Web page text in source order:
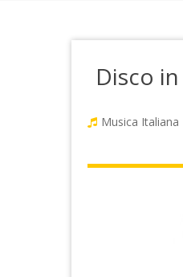
Disco
Musica Italiana